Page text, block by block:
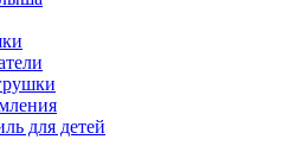
для детей